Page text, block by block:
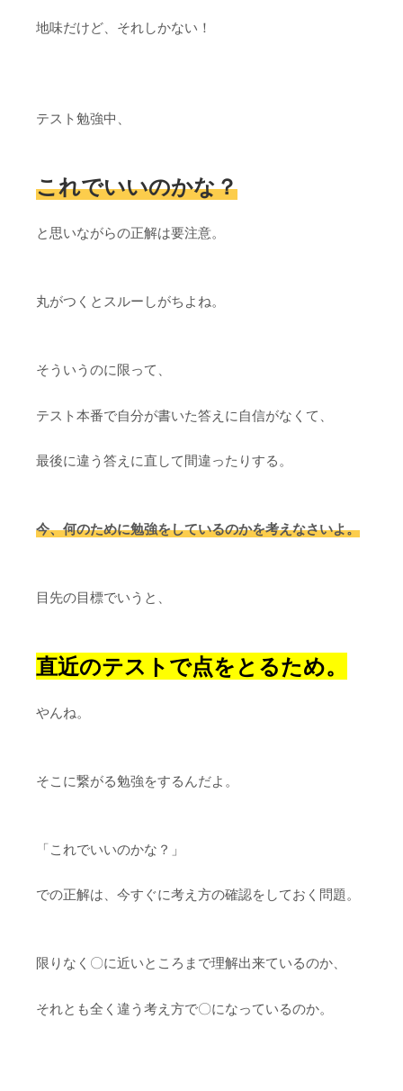
地味だけど、それしかない！
テスト勉強中、
これでいいのかな？
と思いながらの正解は要注意。
丸がつくとスルーしがちよね。
そういうのに限って、
テスト本番で自分が書いた答えに自信がなくて、
最後に違う答えに直して間違ったりする。
今、何のために勉強をしているのかを考えなさいよ。
目先の目標でいうと、
直近のテストで点をとるため。
やんね。
そこに繋がる勉強をするんだよ。
「これでいいのかな？」
での正解は、今すぐに考え方の確認をしておく問題。
限りなく〇に近いところまで理解出来ているのか、
それとも全く違う考え方で〇になっているのか。